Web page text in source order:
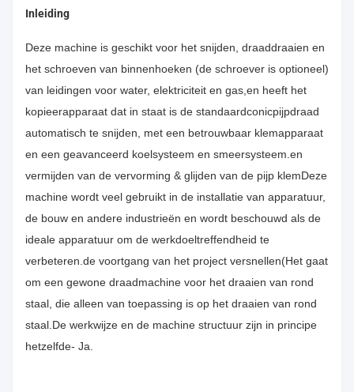
Inleiding
Deze machine is geschikt voor het snijden, draaddraaien en
het schroeven van binnenhoeken (de schroever is optioneel)
van leidingen voor water, elektriciteit en gas,en heeft het
kopieerapparaat dat in staat is de standaardconicpijpdraad
automatisch te snijden, met een betrouwbaar klemapparaat
en een geavanceerd koelsysteem en smeersysteem.en
vermijden van de vervorming & glijden van de pijp klemDeze
machine wordt veel gebruikt in de installatie van apparatuur,
de bouw en andere industrieën en wordt beschouwd als de
ideale apparatuur om de werkdoeltreffendheid te
verbeteren.de voortgang van het project versnellen(Het gaat
om een gewone draadmachine voor het draaien van rond
staal, die alleen van toepassing is op het draaien van rond
staal.De werkwijze en de machine structuur zijn in principe
hetzelfde- Ja.